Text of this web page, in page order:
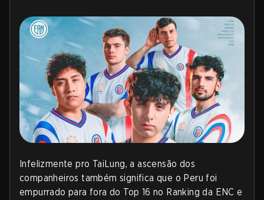
Infelizmente pro TaiLung, a ascensão dos
companheiros também significa que o Peru foi
empurrado para fora do Top 16 no Ranking da ENC e